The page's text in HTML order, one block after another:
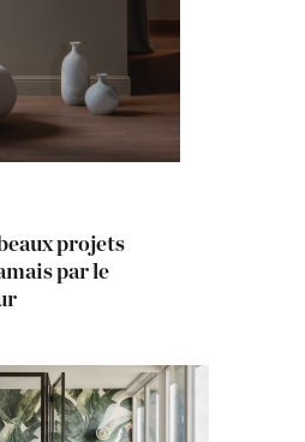
projets
par le